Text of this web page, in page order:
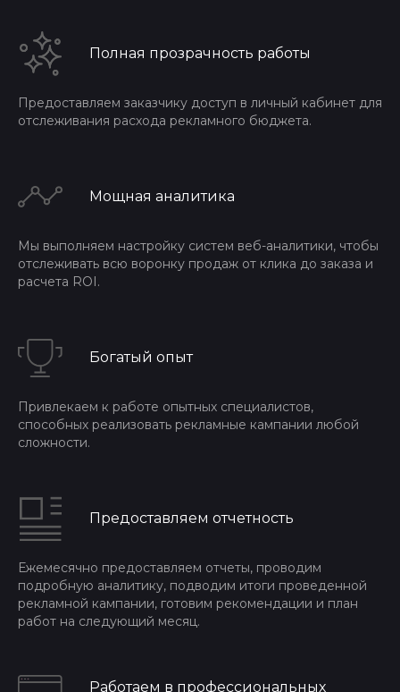
Полная прозрачность работы
Предоставляем заказчику доступ в личный кабинет для
отслеживания расхода рекламного бюджета.
Мощная аналитика
Мы выполняем настройку систем веб-аналитики, чтобы
отслеживать всю воронку продаж от клика до заказа и
расчета ROI.
Богатый опыт
Привлекаем к работе опытных специалистов,
способных реализовать рекламные кампании любой
сложности.
Предоставляем отчетность
Ежемесячно предоставляем отчеты, проводим
подробную аналитику, подводим итоги проведенной
рекламной кампании, готовим рекомендации и план
работ на следующий месяц.
Работаем в профессиональных